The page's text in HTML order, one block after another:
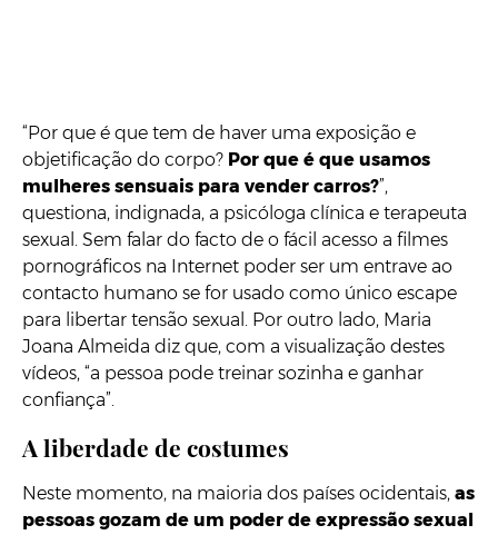
“Por que é que tem de haver uma exposição e
objetificação do corpo? Por que é que usamos
mulheres sensuais para vender carros?”,
questiona, indignada, a psicóloga clínica e terapeuta
sexual. Sem falar do facto de o fácil acesso a filmes
pornográficos na Internet poder ser um entrave ao
contacto humano se for usado como único escape
para libertar tensão sexual. Por outro lado, Maria
Joana Almeida diz que, com a visualização destes
vídeos, “a pessoa pode treinar sozinha e ganhar
confiança”.
A liberdade de costumes
Neste momento, na maioria dos países ocidentais, as
pessoas gozam de um poder de expressão sexual